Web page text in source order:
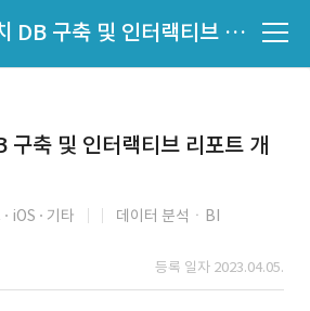
증권사 리서치 DB 구축 및 인터랙티브 리포트 개발
구축 및 인터랙티브 리포트 개
iOS 기타 데이터 분석ㆍBI
등록 일자 2023.04.05.